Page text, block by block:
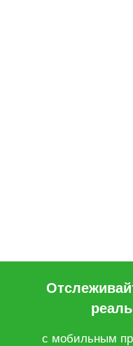
с мобильным